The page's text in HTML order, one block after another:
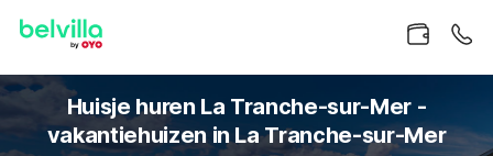
Huisje huren La Tranche-sur-Mer -
vakantiehuizen in La Tranche-sur-Mer